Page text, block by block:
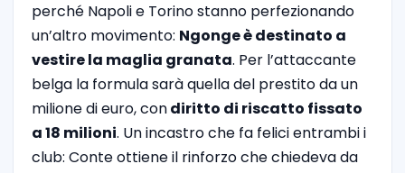
perché Napoli e Torino stanno perfezionando
un’altro movimento: Ngonge è destinato a
vestire la maglia granata. Per l’attaccante
belga la formula sarà quella del prestito da un
milione di euro, condiritto di riscatto fissato
a 18 milioni. Un incastro che fa felici entrambi i
club: Conte ottiene il rinforzo che chiedeva da